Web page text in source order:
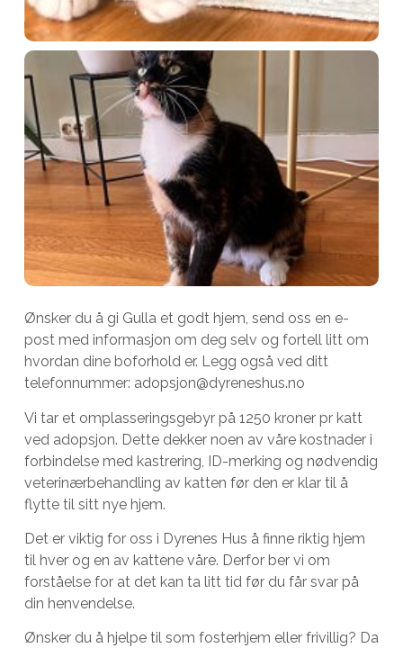
Ønsker du å gi Gulla et godt hjem, send oss en e-
post med informasjon om deg selv og fortell litt om
hvordan dine boforhold er. Legg også ved ditt
telefonnummer: adopsjon@dyreneshus.no
Vi tar et omplasseringsgebyr på 1250 kroner pr katt
ved adopsjon. Dette dekker noen av våre kostnader i
forbindelse med kastrering, ID-merking og nødvendig
veterinærbehandling av katten før den er klar til å
flytte til sitt nye hjem.
Det er viktig for oss i Dyrenes Hus å finne riktig hjem
til hver og en av kattene våre. Derfor ber vi om
forståelse for at det kan ta litt tid før du får svar på
din henvendelse.
Ønsker du å hjelpe til som fosterhjem eller frivillig? Da